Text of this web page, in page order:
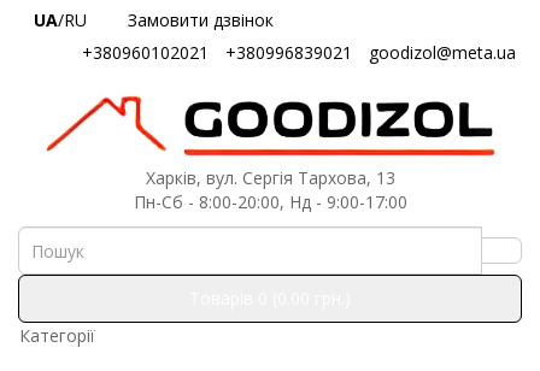
UA/RU
Замовити дзвінок
+380960102021
+380996839021 goodizol@meta.ua
Харків, вул. Сергія Тархова, 13
Пн-Сб - 8:00-20:00, Нд - 9:00-17:00
Категорії